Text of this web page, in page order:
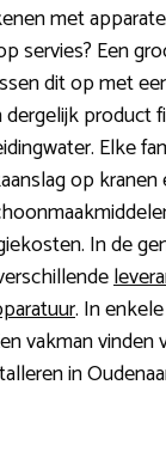
met
servies? Een
dit op met
product
Elke
op
In de
. In
vakman vinden
in